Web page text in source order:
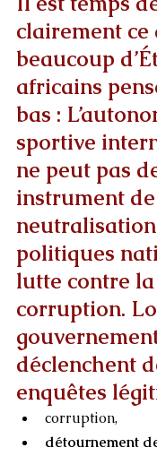
clairement ce
beaucoup
africains
bas :
sportive
ne peut pas
instrument de
politiques
lutte contre la
corruption.
déclenchent
enquêtes
corruption,
détournement